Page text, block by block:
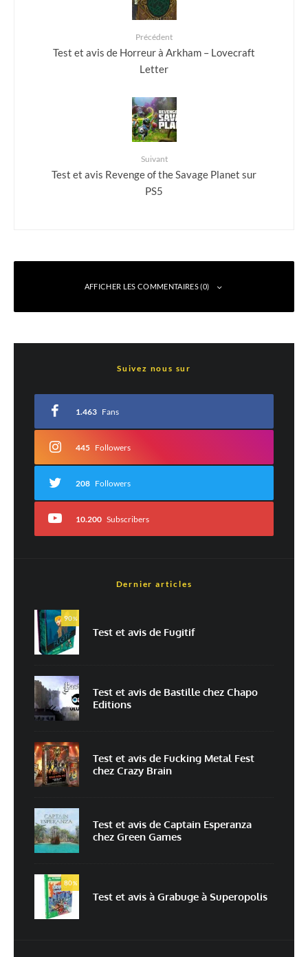
Précédent
Test et avis de Horreur à Arkham – Lovecraft
Letter
Suivant
Test et avis Revenge of the Savage Planet sur
PS5
AFFICHER LES COMMENTAIRES (0)
*
Commentaire*
*
Enregistrer mon nom, mon e-mail et mon site dans le navigateur pour
mon prochain commentaire.
Prévenez-moi de tous les nouveaux commentaires par e-mail.
Prévenez-moi de tous les nouveaux articles par e-mail.
traitées
Suivez nous sur
1.463 Fans
445 Followers
208 Followers
10.200 Subscribers
Dernier articles
90%
Test et avis de Fugitif
Test et avis de Bastille chez Chapo
Editions
Test et avis de Fucking Metal Fest
chez Crazy Brain
Test et avis de Captain Esperanza
chez Green Games
80%
Test et avis à Grabuge à Superopolis